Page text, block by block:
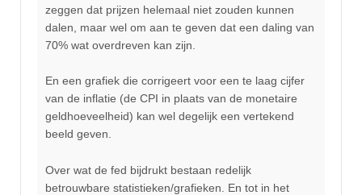
zeggen dat prijzen helemaal niet zouden kunnen
dalen, maar wel om aan te geven dat een daling van
70% wat overdreven kan zijn.
En een grafiek die corrigeert voor een te laag cijfer
van de inflatie (de CPI in plaats van de monetaire
geldhoeveelheid) kan wel degelijk een vertekend
beeld geven.
Over wat de fed bijdrukt bestaan redelijk
betrouwbare statistieken/grafieken. En tot in het